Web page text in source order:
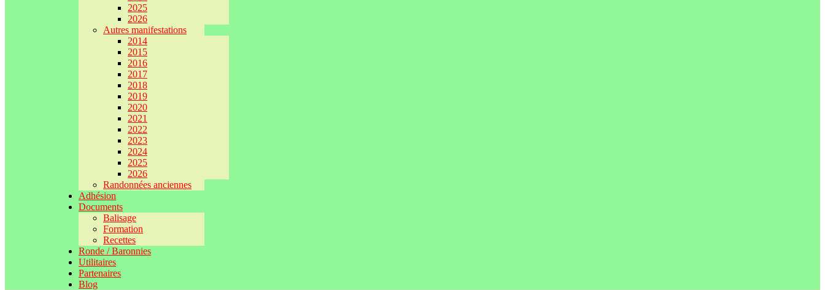
2025
2026
Autres manifestations
2014
2015
2016
2017
2018
2019
2020
2021
2022
2023
2024
2025
2026
Randonnées anciennes
Adhésion
Documents
Balisage
Formation
Recettes
Ronde / Baronnies
Utilitaires
Partenaires
Blog